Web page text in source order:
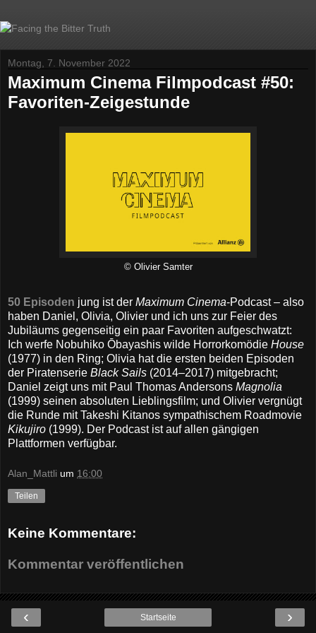
Montag, 7. November 2022
Maximum Cinema Filmpodcast #50:
Favoriten-Zeigestunde
© Olivier Samter
50 Episoden jung ist der Maximum Cinema-Podcast – also
haben Daniel, Olivia, Olivier und ich uns zur Feier des
Jubiläums gegenseitig ein paar Favoriten aufgeschwatzt:
Ich werfe Nobuhiko Ōbayashis wilde Horrorkomödie House
(1977) in den Ring; Olivia hat die ersten beiden Episoden
der Piratenserie Black Sails (2014–2017) mitgebracht;
Daniel zeigt uns mit Paul Thomas Andersons Magnolia
(1999) seinen absoluten Lieblingsfilm; und Olivier vergnügt
die Runde mit Takeshi Kitanos sympathischem Roadmovie
Kikujiro (1999). Der Podcast ist auf allen gängigen
Plattformen verfügbar.
Alan_Mattli um 16:00
Teilen
Keine Kommentare:
Kommentar veröffentlichen
‹ ›
Startseite